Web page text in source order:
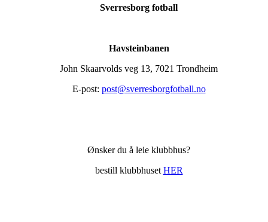
Sverresborg fotball
Havsteinbanen
John Skaarvolds veg 13, 7021 Trondheim
E-post: post@sverresborgfotball.no
Ønsker du å leie klubbhus?
bestill klubbhuset HER